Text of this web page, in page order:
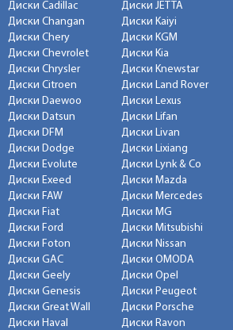
Диски Cadillac
Диски Changan
Диски Chery
Диски Chevrolet
Диски Chrysler
Диски Citroen
Диски Daewoo
Диски Datsun
Диски DFM
Диски Dodge
Диски Evolute
Диски Exeed
Диски FAW
Диски Fiat
Диски Ford
Диски Foton
Диски GAC
Диски Geely
Диски Genesis
Диски Great Wall
Диски Haval
Диски JETTA
Диски Kaiyi
Диски KGM
Диски Kia
Диски Knewstar
Диски Land Rover
Диски Lexus
Диски Lifan
Диски Livan
Диски Lixiang
Диски Lynk & Co
Диски Mazda
Диски Mercedes
Диски MG
Диски Mitsubishi
Диски Nissan
Диски OMODA
Диски Opel
Диски Peugeot
Диски Porsche
Диски Ravon